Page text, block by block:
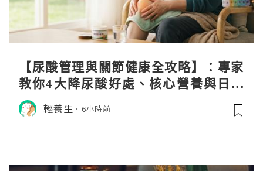
【尿酸管理與關節健康全攻略】：專家
教你4大降尿酸好處、核心營養與日常
飲食調理秘訣
輕養生 6小時前